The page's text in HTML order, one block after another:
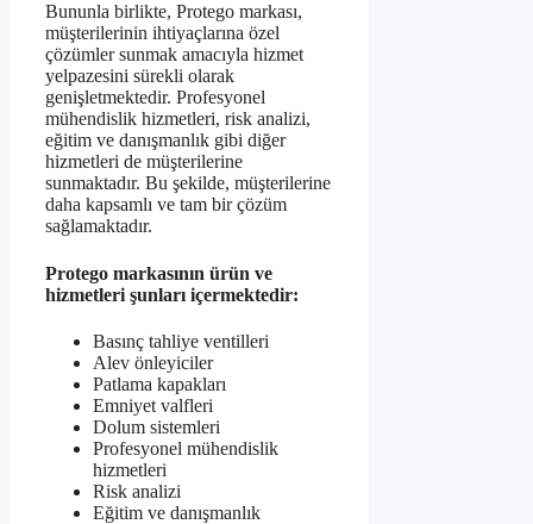
Bununla birlikte, Protego markası,
müşterilerinin ihtiyaçlarına özel
çözümler sunmak amacıyla hizmet
yelpazesini sürekli olarak
genişletmektedir. Profesyonel
mühendislik hizmetleri, risk analizi,
eğitim ve danışmanlık gibi diğer
hizmetleri de müşterilerine
sunmaktadır. Bu şekilde, müşterilerine
daha kapsamlı ve tam bir çözüm
sağlamaktadır.
Protego markasının ürün ve
hizmetleri şunları içermektedir:
Basınç tahliye ventilleri
Alev önleyiciler
Patlama kapakları
Emniyet valfleri
Dolum sistemleri
Profesyonel mühendislik
hizmetleri
Risk analizi
Eğitim ve danışmanlık